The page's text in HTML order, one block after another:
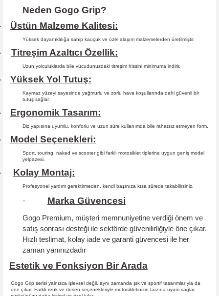
Neden Gogo Grip?
Üstün Malzeme Kalitesi:
Yüksek dayanıklılığa sahip kauçuk ve özel alaşım malzemelerden üretilmiştir.
Titreşim Azaltıcı Özellik:
Uzun yolculuklarda bile vücudunuzdaki titreşim hissini minimuma indirir.
Yüksek Yol Tutuş:
Kaymaz yüzeyi sayesinde yağmurlu ve zorlu hava koşullarında dahi güvenli bir
tutuş sağlar.
Ergonomik Tasarım:
Diz yapısına uyumlu, konforlu ve uzun süre kullanımda bile rahatsız etmeyen form.
Model Seçenekleri:
Sport, touring, naked ve scooter gibi farklı motosiklet tiplerine uygun geniş model
yelpazesi.
Kolay Montaj:
Profesyonel yardım gerektirmeden, kendi başınıza kısa sürede takabilirsiniz.
· Marka Güvencesi
Gogo Premium, müşteri memnuniyetine verdiği önem ve
satış sonrası desteği ile sektörde güvenilirliğiyle öne çıkar.
Hızlı teslimat, kolay iade ve garanti güvencesi ile her
zaman yanınızdadır
Estetik ve Fonksiyon Bir Arada
Gogo Grip serisi yalnızca işlevsel değil, aynı zamanda şık ve sportif tasarımlarıyla da
öne çıkar. Farklı renk ve desen seçenekleriyle motosikletinizin tarzına uyum sağlar,